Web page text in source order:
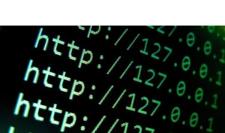
ó
t
i